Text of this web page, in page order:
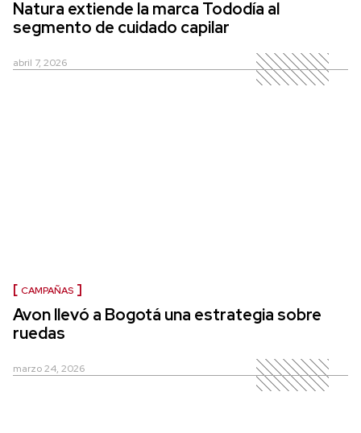
Natura extiende la marca Tododía al
segmento de cuidado capilar
abril 7, 2026
CAMPAÑAS
Avon llevó a Bogotá una estrategia sobre
ruedas
marzo 24, 2026